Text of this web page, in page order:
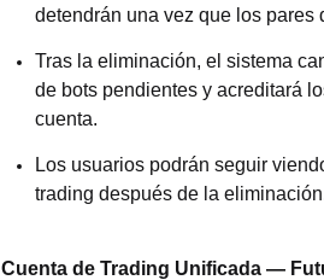
detendrán una vez que los
Tras la eliminación, el sistema
de bots pendientes y acreditará
cuenta.
Los usuarios podrán seguir
trading después de la
Cuenta de Trading Unificada —